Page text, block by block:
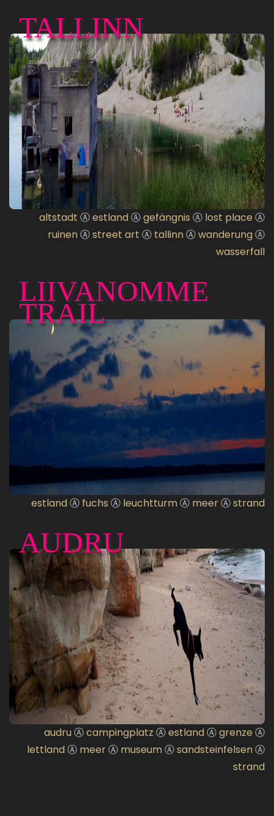
TALLINN
altstadt ⒶestlandⒶgefängnis Ⓐ lost place Ⓐ
ruinenⒶstreet art Ⓐ tallinnⒶwanderungⒶ
wasserfall
LIIVANOMME
TRAIL
estlandⒶ fuchs Ⓐ leuchtturmⒶ meerⒶstrand
AUDRU
audruⒶcampingplatz ⒶestlandⒶgrenze Ⓐ
lettlandⒶ meerⒶ museumⒶsandsteinfelsenⒶ
strand